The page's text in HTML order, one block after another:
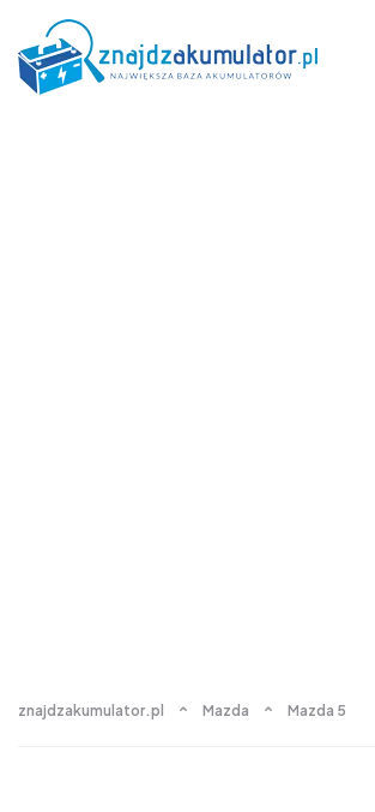
znajdzakumulator.pl Mazda Mazda 5